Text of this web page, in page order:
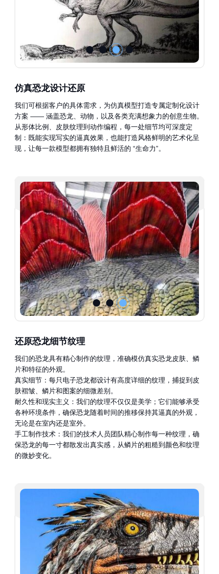
仿真恐龙设计还原
我们可根据客户的具体需求，为仿真模型打造专属定制化设计
方案 —— 涵盖恐龙、动物，以及各类充满想象力的创意生物。
从形体比例、皮肤纹理到动作编程，每一处细节均可深度定
制：既能实现写实的逼真效果，也能打造风格鲜明的艺术化呈
现，让每一款模型都拥有独特且鲜活的 “生命力”。
还原恐龙细节纹理
我们的恐龙具有精心制作的纹理，准确模仿真实恐龙皮肤、鳞
片和特征的外观。
真实细节：每只电子恐龙都设计有高度详细的纹理，捕捉到皮
肤褶皱、鳞片和图案的细微差别。
耐久性和现实主义：我们的纹理不仅仅是美学；它们能够承受
各种环境条件，确保恐龙随着时间的推移保持其逼真的外观，
无论是在室内还是室外。
手工制作技术：我们的技术人员团队精心制作每一种纹理，确
保恐龙的每一寸都散发出真实感，从鳞片的粗糙到颜色和纹理
的微妙变化。